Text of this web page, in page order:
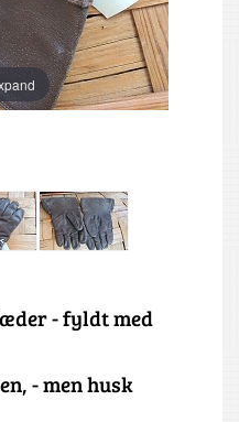
- fyldt med
- men husk